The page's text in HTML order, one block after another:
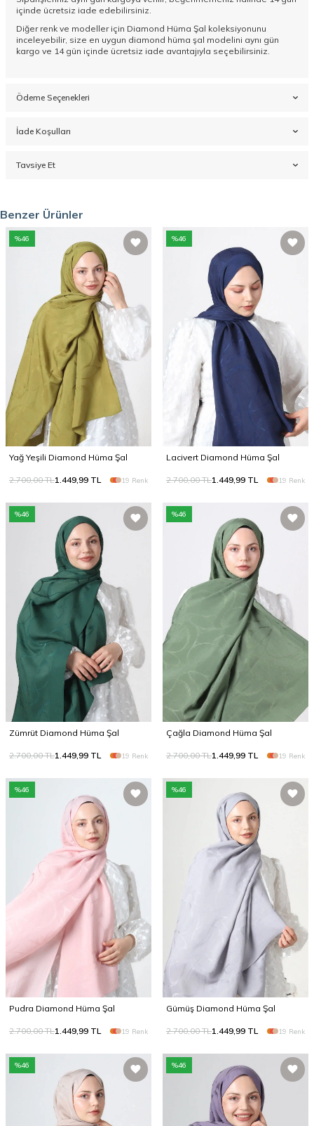
içinde ücretsiz iade edebilirsiniz.
Diğer renk ve modeller için Diamond Hüma Şal koleksiyonunu
inceleyebilir, size en uygun diamond hüma şal modelini aynı gün
kargo ve 14 gün içinde ücretsiz iade avantajıyla seçebilirsiniz.
Ödeme Seçenekleri
İade Koşulları
Tavsiye Et
Benzer Ürünler
%46
Yağ Yeşili Diamond Hüma Şal
2.700,00TL1.449,99 TL 19 Renk
%46
Lacivert Diamond Hüma Şal
2.700,00TL1.449,99 TL 19 Renk
%46
Zümrüt Diamond Hüma Şal
2.700,00TL1.449,99 TL 19 Renk
%46
Çağla Diamond Hüma Şal
2.700,00TL1.449,99 TL 19 Renk
%46
Pudra Diamond Hüma Şal
2.700,00TL1.449,99 TL 19 Renk
%46
Gümüş Diamond Hüma Şal
2.700,00TL1.449,99 TL 19 Renk
%46 %46